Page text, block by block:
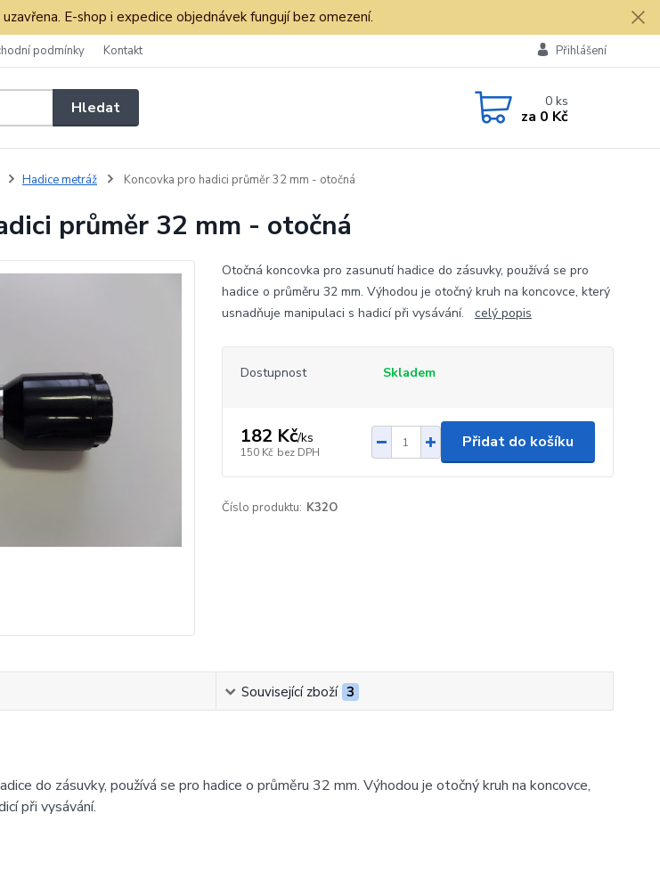
E-shop i expedice objednávek fungují bez omezení.
podmínky Kontakt Přihlášení
Hledat 0ks
za 0 Kč
Hadice metráž Koncovka pro hadici průměr 32 mm - otočná
průměr 32 mm - otočná
Otočná koncovka pro zasunutí hadice do zásuvky, používá se pro
hadice o průměru 32 mm. Výhodou je otočný kruh na koncovce, který
usnadňuje manipulaci s hadicí při vysávání. celý popis
Dostupnost Skladem
182 Kč/ks
150 Kč bez DPH
Přidat do košíku
Číslo produktu: K32O
Související zboží 3
do zásuvky, používá se pro hadice o průměru 32 mm. Výhodou je otočný kruh na koncovce,
při vysávání.